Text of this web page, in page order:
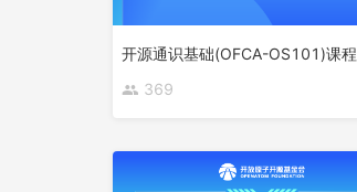
开源通识基础(OFCA-OS101)课程
369